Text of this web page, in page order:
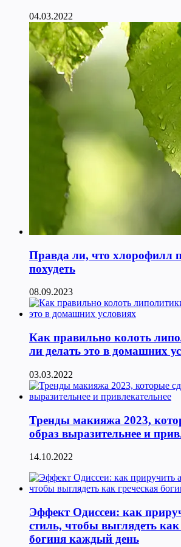
04.03.2022
Правда ли, что хлорофилл
похудеть
08.09.2023
Как правильно колоть
ли делать это в домашних
03.03.2022
Тренды макияжа 2023,
образ выразительнее и
14.10.2022
Эффект Одиссеи: как
стиль, чтобы выглядеть как
богиня каждый день